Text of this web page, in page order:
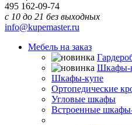
495 162-09-74
с 10 до 21 без выходных
info@kupemaster.ru
Мебель на заказ
Шкафы-
Шкафы-купе
Ортопедические
Угловые шкафы
Встроенные